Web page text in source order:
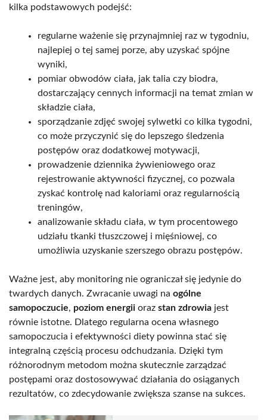
kilka podstawowych podejść:
regularne ważenie się przynajmniej raz w tygodniu,
najlepiej o tej samej porze, aby uzyskać spójne
wyniki,
pomiar obwodów ciała, jak talia czy biodra,
dostarczający cennych informacji na temat zmian w
składzie ciała,
sporządzanie zdjęć swojej sylwetki co kilka tygodni,
co może przyczynić się do lepszego śledzenia
postępów oraz dodatkowej motywacji,
prowadzenie dziennika żywieniowego oraz
rejestrowanie aktywności fizycznej, co pozwala
zyskać kontrolę nad kaloriami oraz regularnością
treningów,
analizowanie składu ciała, w tym procentowego
udziału tkanki tłuszczowej i mięśniowej, co
umożliwia uzyskanie szerszego obrazu postępów.
Ważne jest, aby monitoring nie ograniczał się jedynie do
twardych danych. Zwracanie uwagi na ogólne
samopoczucie, poziom energii oraz stan zdrowia jest
równie istotne. Dlatego regularna ocena własnego
samopoczucia i efektywności diety powinna stać się
integralną częścią procesu odchudzania. Dzięki tym
różnorodnym metodom można skutecznie zarządzać
postępami oraz dostosowywać działania do osiąganych
rezultatów, co zdecydowanie zwiększa szanse na sukces.